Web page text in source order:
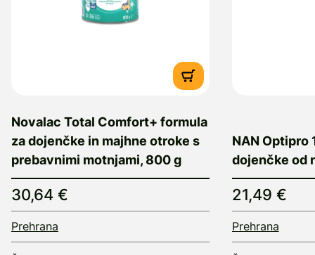
Novalac Total Comfort+ formula
za dojenčke in majhne otroke s
prebavnimi motnjami, 800 g
30,64 €
Prehrana
NAN Optipro
dojenčke od
21,49 €
Prehrana